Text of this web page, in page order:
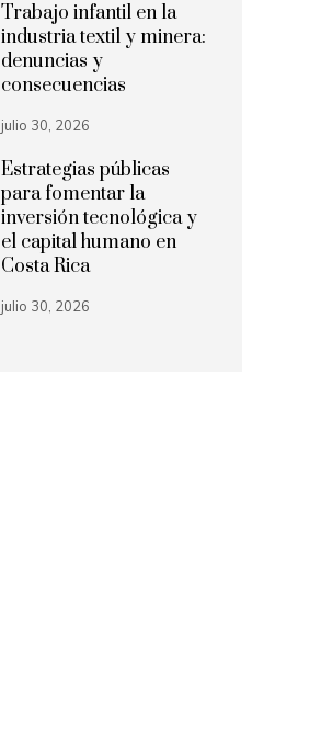
Trabajo infantil en la
industria textil y minera:
denuncias y
consecuencias
julio 30, 2026
Estrategias públicas
para fomentar la
inversión tecnológica y
el capital humano en
Costa Rica
julio 30, 2026